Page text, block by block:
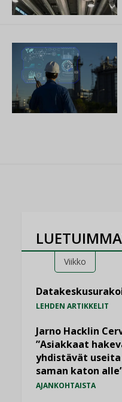
Viikko
LEHDEN ARTIKKELIT
Jarno Hacklin
”Asiakkaat
yhdistävät
saman katon
AJANKOHTAISTA